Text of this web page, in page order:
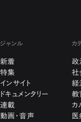
ジャンル
新着
特集
インサイト
ドキュメンタリー
連載
動画・音声
カ
政
社
経
教
カ
医